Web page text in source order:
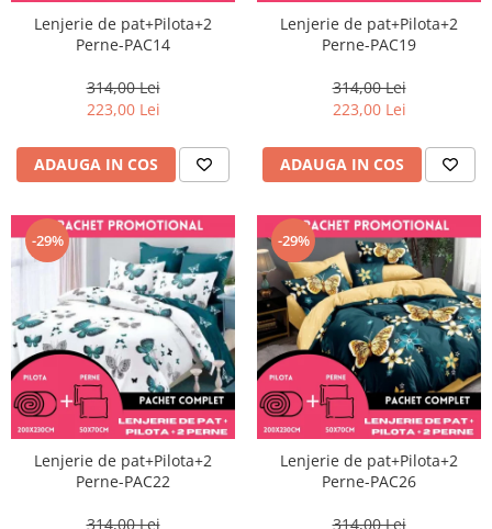
Lenjerie de pat+Pilota+2
Perne-PAC14
314,00 Lei
223,00 Lei
ADAUGA IN COS
Lenjerie de pat+Pilota+2
Perne-PAC19
314,00 Lei
223,00 Lei
ADAUGA IN COS
-29%
Lenjerie de pat+Pilota+2
Perne-PAC22
314,00 Lei
-29%
Lenjerie de pat+Pilota+2
Perne-PAC26
314,00 Lei